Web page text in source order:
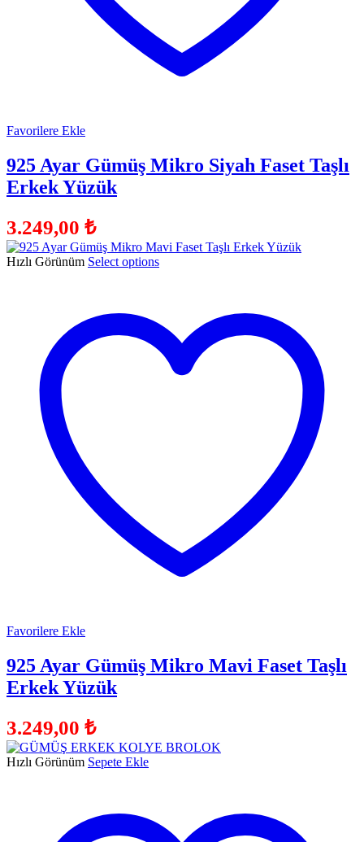
Favorilere Ekle
925 Ayar Gümüş Mikro Siyah Faset Taşlı
Erkek Yüzük
3.249,00 ₺
Hızlı Görünüm Select options
Favorilere Ekle
925 Ayar Gümüş Mikro Mavi Faset Taşlı
Erkek Yüzük
3.249,00 ₺
Hızlı Görünüm Sepete Ekle